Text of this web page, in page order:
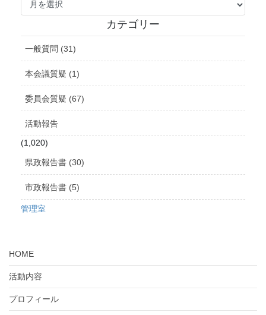
カ
カテゴリー
一般質問 (31)
本会議質疑 (1)
委員会質疑 (67)
活動報告
(1,020)
県政報告書 (30)
市政報告書 (5)
管理室
HOME
活動内容
プロフィール